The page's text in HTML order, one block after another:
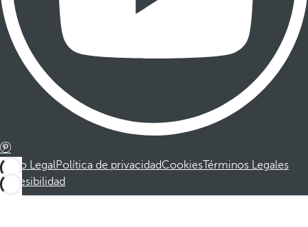
Aviso LegalPolítica de privacidadCookiesTérminos Legales
Accesibilidad